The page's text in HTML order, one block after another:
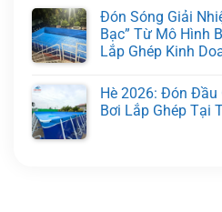
Đón Sóng Giải
Bạc” Từ Mô Hình
Lắp Ghép Kinh
Hè 2026: Đón Đầu
Bơi Lắp Ghép Tại